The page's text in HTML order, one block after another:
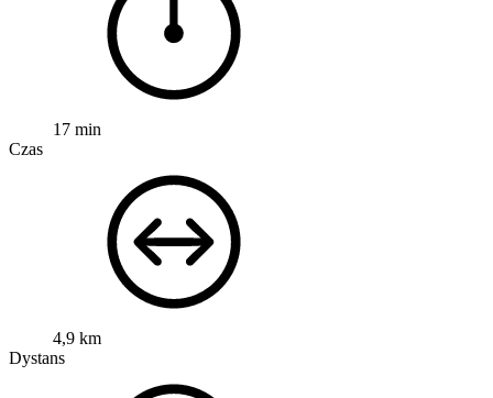
17 min
Czas
4,9 km
Dystans